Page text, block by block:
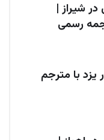
در شیراز |
رسمی
یزد با مترجم